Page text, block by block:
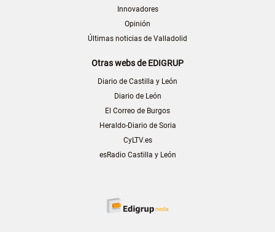
Innovadores
Opinión
Últimas noticias de Valladolid
Otras webs de EDIGRUP
Diario de Castilla y León
Diario de León
El Correo de Burgos
Heraldo-Diario de Soria
CyLTV.es
esRadio Castilla y León